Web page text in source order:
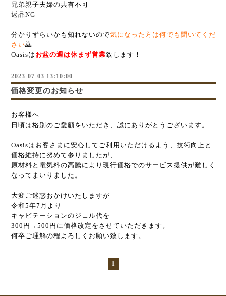
兄弟親子夫婦の共有不可
返品NG
分かりずらいかも知れないので気になった方は何でも聞いてくだ
さい🙇
Oasisは お盆の週は休まず営業致します！
2023-07-03 13:10:00
価格変更のお知らせ
お客様へ
日頃は格別のご愛顧をいただき、誠にありがとうございます。
Oasisはお客さまに安心してご利用いただけるよう、技術向上と
価格維持に努めて参りましたが、
原材料と電気料の高騰により現行価格でのサービス提供が難しく
なってまいりました。
大変ご迷惑おかけいたしますが
令和5年7月より
キャビテーションのジェル代を
300円→500円に価格改定をさせていただきます。
何卒ご理解の程よろしくお願い致します。
1